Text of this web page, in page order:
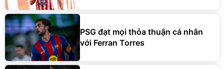
PSG đạt mọi thỏa thuận cá nhân
với Ferran Torres